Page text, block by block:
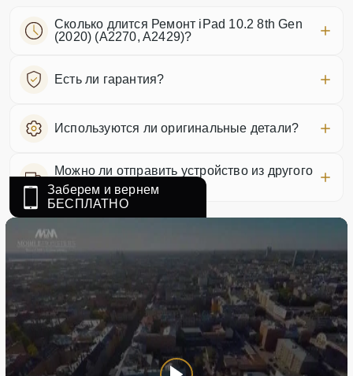
Сколько длится Ремонт iPad 10.2 8th Gen
(2020) (A2270, A2429)?
Есть ли гарантия?
Используются ли оригинальные детали?
Можно ли отправить устройство из другого
города?
Заберем и вернем
БЕСПЛАТНО